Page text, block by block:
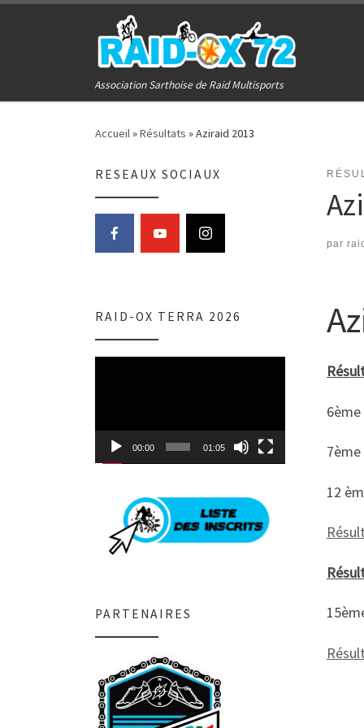
Association Sarthoise de Raid Multisports
Accueil»Résultats »Aziraid 2013
par
6ème
7ème
12
RESEAUX SOCIAUX
RAID-OX TERRA 2026
00:00 01:05
PARTENAIRES